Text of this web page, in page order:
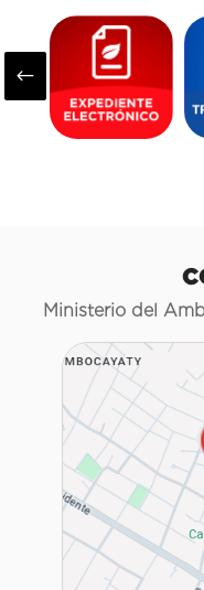
#
Ministerio del